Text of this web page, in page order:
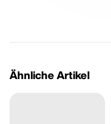
Ähnliche Artikel